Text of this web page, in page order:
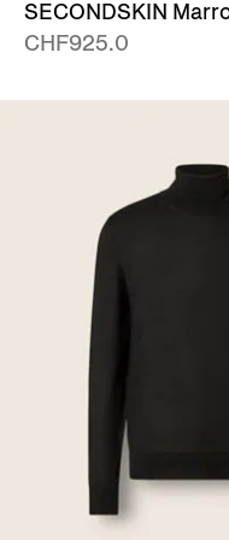
SECONDSKIN
CHF925.0